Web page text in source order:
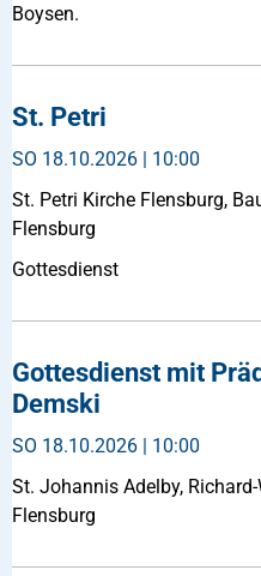
Boysen.
St. Petri
SO 18.10.2026 | 10:00
St. Petri Kirche Flensburg,
Flensburg
Gottesdienst
Gottesdienst mit
Demski
SO 18.10.2026 | 10:00
St. Johannis Adelby,
Flensburg